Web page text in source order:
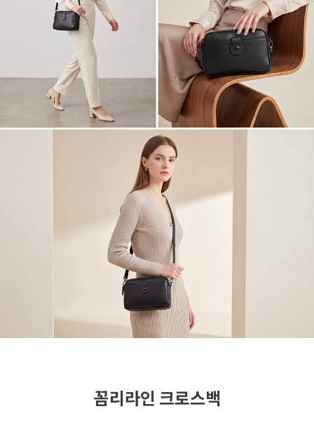
꼼리라인 크로스백